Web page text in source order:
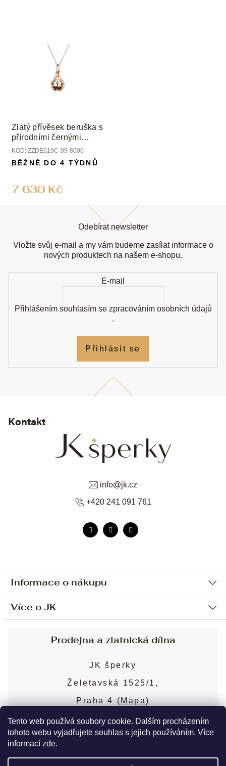
Tento web používá soubory cookie. Dalším procházením
tohoto webu vyjadřujete souhlas s jejich používáním. Více
informací zde.
Zlatý přívěsek beruška s
přírodními černými
diamanty
KÓD: ZZDE019C-99-8000
7 630 Kč
BĚŽNĚ DO 4 TÝDNŮ
Informace o nákupu
Ochrana osobních údajů
Sjednání osobní schůzky
Obchodní podmínky
Puncovní značky
Více o JK
Blog
Nejčastější dotazy
Kontakt
info@jk.cz
+420 241 091 761
Odebírat newsletter
Vložte svůj e-mail a my vám budeme zasílat informace o
nových produktech na našem e-shopu.
E-mail
Přihlášením souhlasím se zpracováním osobních údajů
.
Přihlásit se
Prodejna a zlatnická dílna
JK šperky
Želetavská 1525/1,
Praha 4 (Mapa)
Více o prodejně
Copyright 2026JK šperky. Všechna práva